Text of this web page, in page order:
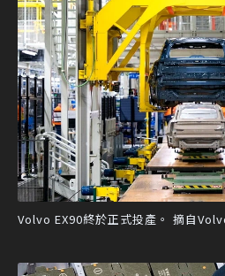
Volvo EX90終於正式投產。 摘自